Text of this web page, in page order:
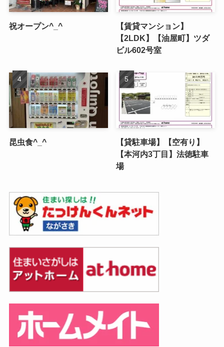
祝オープン^_^
【賃貸マンション】
【2LDK】【油屋町】ツダ
ビル602号室
昆虫食^_^
【貸駐車場】【空有り】
【本河内3丁目】法徳駐車
場